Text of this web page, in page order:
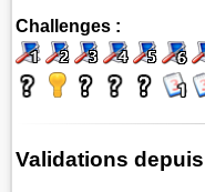
Challenges :
Validations depuis